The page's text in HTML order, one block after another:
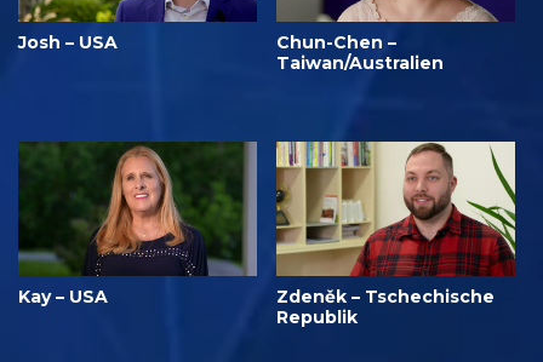
Josh – USA
Chun-Chen –
Taiwan/Australien
Kay – USA
Zdeněk – Tschechische
Republik